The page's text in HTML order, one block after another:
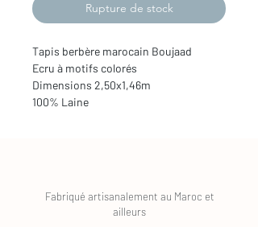
Rupture de stock
Tapis berbère marocain Boujaad
Ecru à motifs colorés
Dimensions 2,50x1,46m
100% Laine
Fabriqué artisanalement au Maroc et
ailleurs